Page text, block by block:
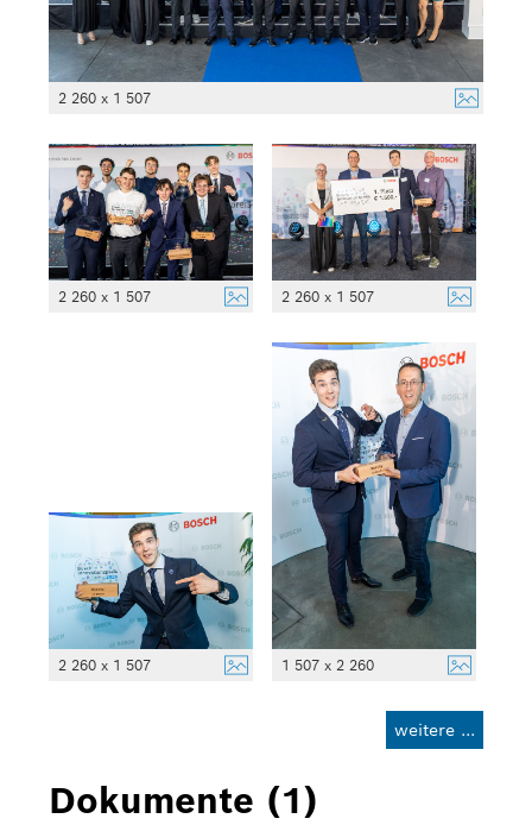
2 260 x 1 507
2 260 x 1 507 2 260 x 1 507
2 260 x 1 507 1 507 x 2 260
weitere ...
Dokumente (1)